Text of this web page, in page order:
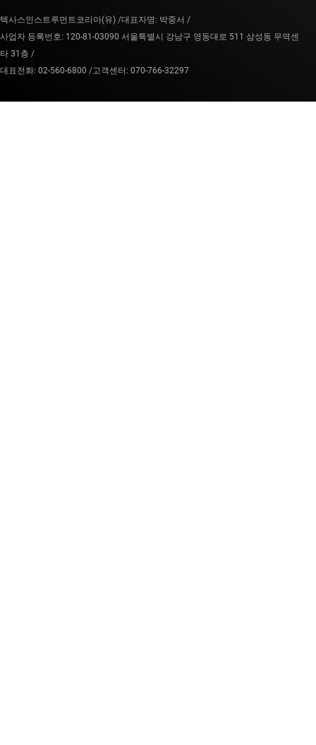
텍사스인스트루먼트코리아(유) /대표자명: 박중서 /
사업자 등록번호: 120-81-03090 서울특별시 강남구 영동대로 511 삼성동 무역센
타 31층 /
대표전화: 02-560-6800 /고객센터: 070-766-32297